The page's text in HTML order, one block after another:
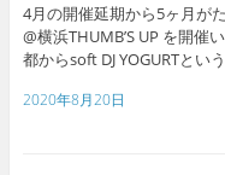
4月の開催延期から5ヶ月が
@横浜THUMB’S UP を開
都からsoft DJ YOGURTとい
2020年8月20日